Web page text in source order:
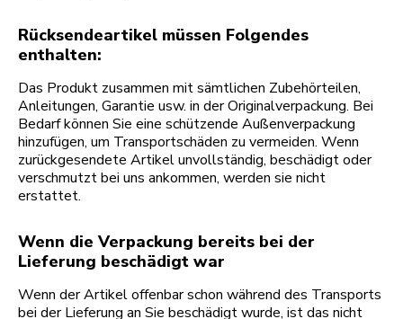
Rücksendeartikel müssen Folgendes
enthalten:
Das Produkt zusammen mit sämtlichen Zubehörteilen,
Anleitungen, Garantie usw. in der Originalverpackung. Bei
Bedarf können Sie eine schützende Außenverpackung
hinzufügen, um Transportschäden zu vermeiden. Wenn
zurückgesendete Artikel unvollständig, beschädigt oder
verschmutzt bei uns ankommen, werden sie nicht
erstattet.
Wenn die Verpackung bereits bei der
Lieferung beschädigt war
Wenn der Artikel offenbar schon während des Transports
bei der Lieferung an Sie beschädigt wurde, ist das nicht